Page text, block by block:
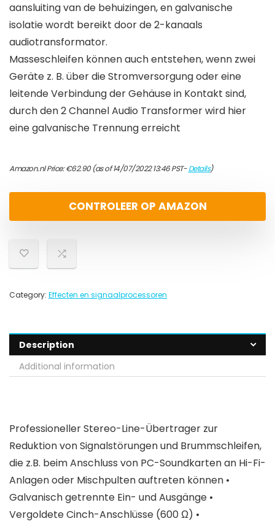
aansluiting van de behuizingen, en galvanische
isolatie wordt bereikt door de 2-kanaals
audiotransformator.
Masseschleifen können auch entstehen, wenn zwei
Geräte z. B. über die Stromversorgung oder eine
leitende Verbindung der Gehäuse in Kontakt sind,
durch den 2 Channel Audio Transformer wird hier
eine galvanische Trennung erreicht
Amazon.nl Price:€62.90(as of 14/07/2022 13:46 PST-Details)
CONTROLEER OP AMAZON
Category: Effecten en signaalprocessoren
Description
Additional information
Professioneller Stereo-Line-Übertrager zur
Reduktion von Signalstörungen und Brummschleifen,
die z.B. beim Anschluss von PC-Soundkarten an Hi-Fi-
Anlagen oder Mischpulten auftreten können •
Galvanisch getrennte Ein- und Ausgänge •
Vergoldete Cinch-Anschlüsse (600 Ω) •